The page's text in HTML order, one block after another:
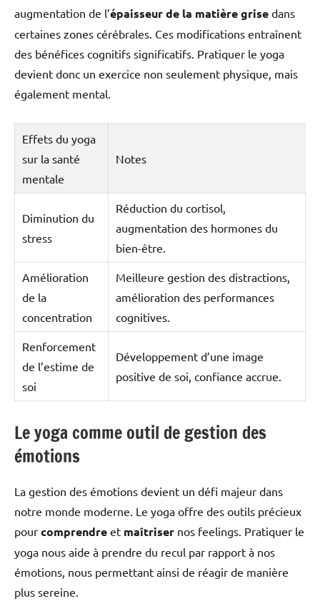
augmentation de l’épaisseur de la matière grise dans
certaines zones cérébrales. Ces modifications entraînent
des bénéfices cognitifs significatifs. Pratiquer le yoga
devient donc un exercice non seulement physique, mais
également mental.
Effets du yoga
sur la santé
mentale
Notes
Diminution du
stress
Réduction du cortisol,
augmentation des hormones du
bien-être.
Amélioration
de la
concentration
Meilleure gestion des distractions,
amélioration des performances
cognitives.
Renforcement
de l’estime de
soi
Développement d’une image
positive de soi, confiance accrue.
Le yoga comme outil de gestion des
émotions
La gestion des émotions devient un défi majeur dans
notre monde moderne. Le yoga offre des outils précieux
pour comprendre et maîtriser nos feelings. Pratiquer le
yoga nous aide à prendre du recul par rapport à nos
émotions, nous permettant ainsi de réagir de manière
plus sereine.